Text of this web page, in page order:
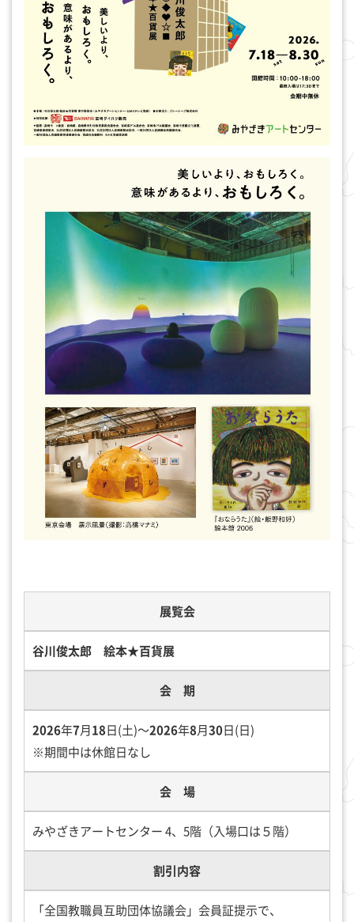
展覧会
谷川俊太郎 絵本★百貨展
会 期
2026年7月18日(土)～2026年8月30日(日)
※期間中は休館日なし
会 場
みやざきアートセンター 4、5階（入場口は５階）
割引内容
「全国教職員互助団体協議会」会員証提示で、